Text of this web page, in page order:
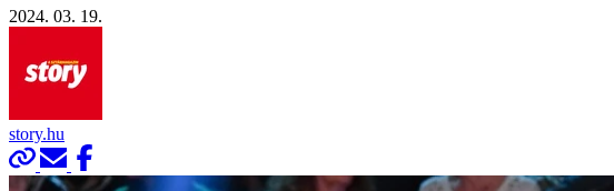
2024. 03. 19.
story.hu